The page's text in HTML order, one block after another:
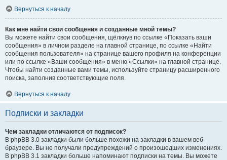
Вернуться к началу
Как мне найти свои сообщения и созданные мной темы?
Вы можете найти свои сообщения, щёлкнув по ссылке «Показать ваши
сообщения» в личном разделе на главной странице, по ссылке «Найти
сообщения пользователя» на странице вашего профиля на конференции
или по ссылке «Ваши сообщения» в меню «Ссылки» на главной странице.
Чтобы найти созданные вами темы, используйте страницу расширенного
поиска, заполнив соответствующие поля.
Вернуться к началу
Подписки и закладки
Чем закладки отличаются от подписок?
В phpBB 3.0 закладки были больше похожи на закладки в вашем веб-
браузере. Вы не получали предупреждений о произошедших изменениях.
В phpBB 3.1 закладки больше напоминают подписки на темы. Вы можете